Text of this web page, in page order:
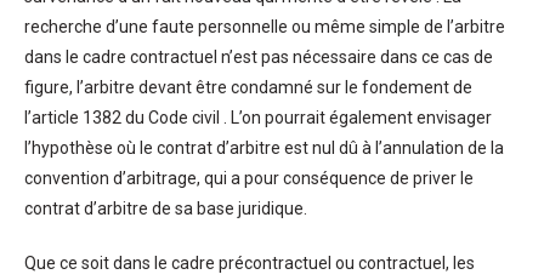
recherche d’une faute personnelle ou même simple de l’arbitre
dans le cadre contractuel n’est pas nécessaire dans ce cas de
figure, l’arbitre devant être condamné sur le fondement de
l’article 1382 du Code civil . L’on pourrait également envisager
l’hypothèse où le contrat d’arbitre est nul dû à l’annulation de la
convention d’arbitrage, qui a pour conséquence de priver le
contrat d’arbitre de sa base juridique.
Que ce soit dans le cadre précontractuel ou contractuel, les